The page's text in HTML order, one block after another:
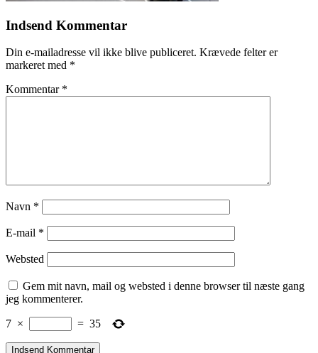
Indsend Kommentar
Din e-mailadresse vil ikke blive publiceret. Krævede felter er
markeret med *
Kommentar *
Navn *
E-mail *
Websted
Gem mit navn, mail og websted i denne browser til næste gang
jeg kommenterer.
7 × = 35